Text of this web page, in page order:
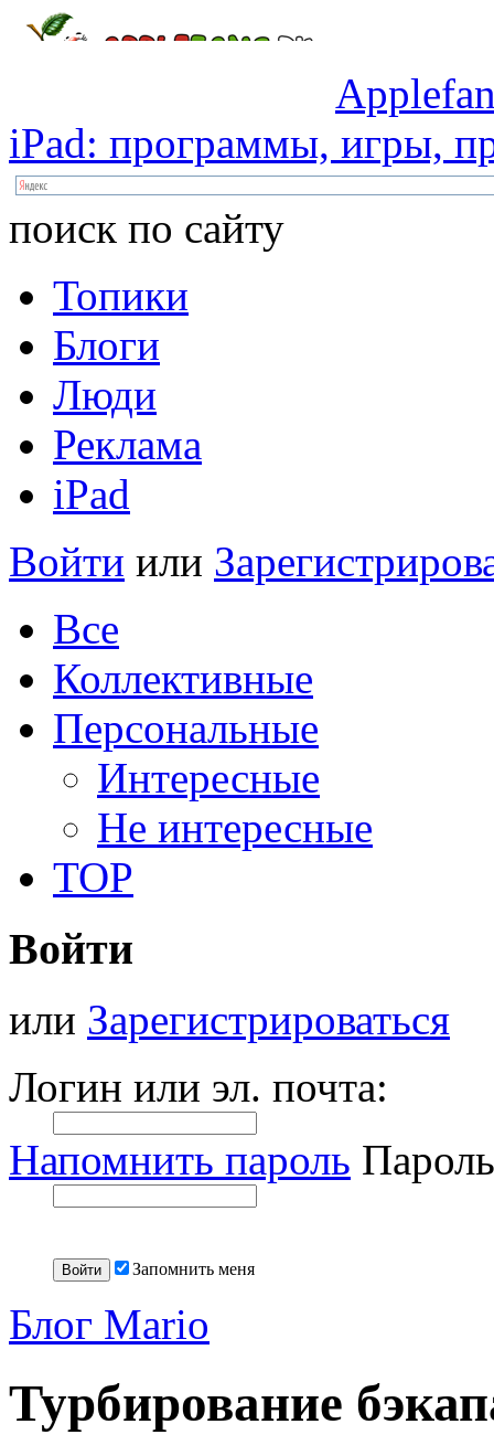
iPad: программы, игры,
поиск по сайту
Топики
Блоги
Люди
Реклама
iPad
Войти или
Все
Коллективные
Персональные
Интересные
Не интересные
TOP
Войти
или Зарегистрироваться
Логин или эл. почта:
Напомнить пароль
Запомнить меня
Блог Mario
Турбирование